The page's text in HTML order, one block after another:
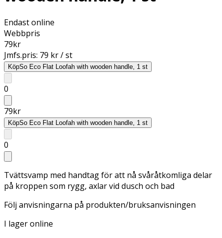
Endast online
Webbpris
79kr
Jmfs.pris: 79 kr / st
KöpSo Eco Flat Loofah with wooden handle, 1 st
0
79kr
KöpSo Eco Flat Loofah with wooden handle, 1 st
0
Tvättsvamp med handtag för att nå svåråtkomliga delar
på kroppen som rygg, axlar vid dusch och bad
Följ anvisningarna på produkten/bruksanvisningen
I lager online